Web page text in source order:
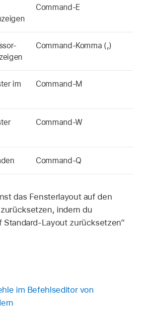
Command-E
Command-Komma (,)
im
Command-M
Command-W
Command-Q
das Fensterlayout auf den
indem du
Standard-Layout zurücksetzen“
im Befehlseditor von